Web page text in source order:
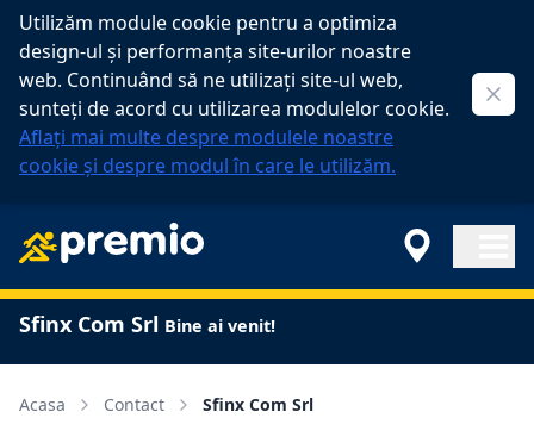
Utilizăm module cookie pentru a optimiza
design-ul și performanța site-urilor noastre
web. Continuând să ne utilizați site-ul web,
sunteți de acord cu utilizarea modulelor cookie.
Aflați mai multe despre modulele noastre
cookie și despre modul în care le utilizăm.
Sfinx Com Srl Bine ai venit!
Acasa Contact Sfinx Com Srl